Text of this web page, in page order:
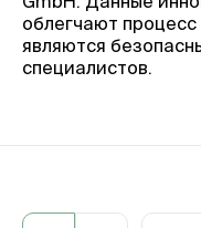
облегчают
являются
специалистов.